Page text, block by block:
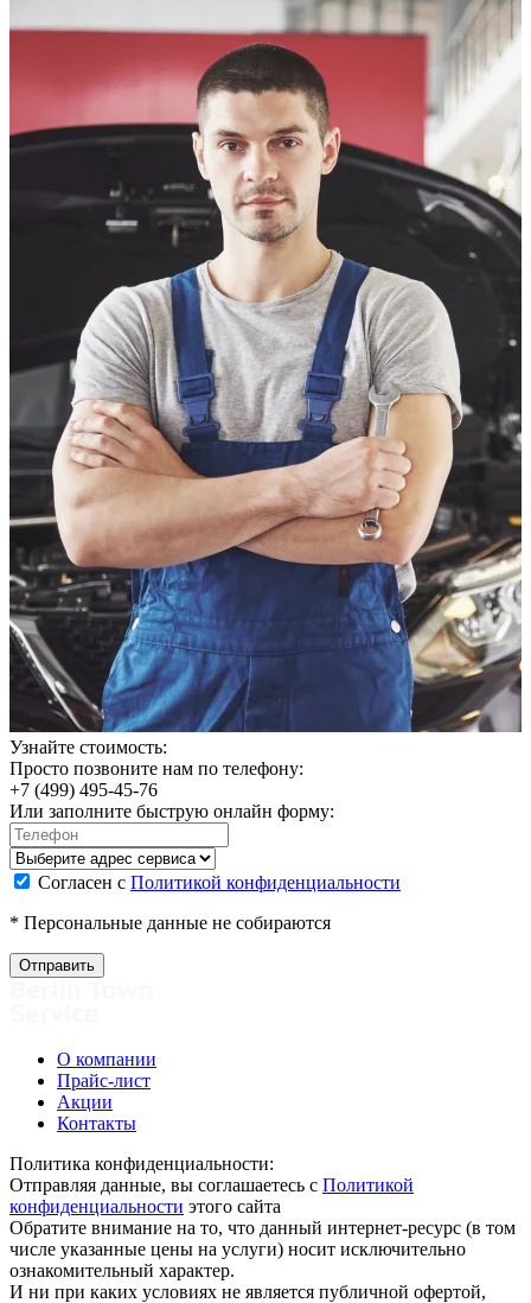
Узнайте стоимость:
Просто позвоните нам по телефону:
+7 (499) 495-45-76
Или заполните быструю онлайн форму:
Согласен с Политикой конфиденциальности
* Персональные данные не собираются
О компании
Прайс-лист
Акции
Контакты
Политика конфиденциальности:
Отправляя данные, вы соглашаетесь с Политикой
конфиденциальности этого сайта
Обратите внимание на то, что данный интернет-ресурс (в том
числе указанные цены на услуги) носит исключительно
ознакомительный характер.
И ни при каких условиях не является публичной офертой,